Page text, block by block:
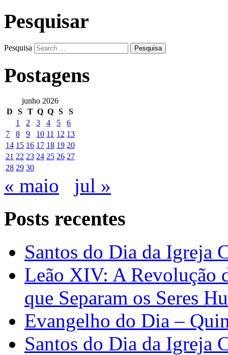
Pesquisar
Pesquisa
Postagens
junho 2026
D
S T Q Q S
S
1
2 3 4 5
6
7
8 9 10 11 12 13
14 15 16 17 18 19 20
21 22 23 24 25 26 27
28 29 30
« maio jul »
Posts recentes
Santos do Dia da Igreja
Leão XIV: A Revolução
que Separam os Seres
Evangelho do Dia –
Santos do Dia da Igreja